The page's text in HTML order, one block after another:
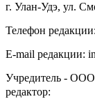
г. Улан-Удэ, ул.
Телефон
E-mail редакции:
Учредитель - ООО
редактор: